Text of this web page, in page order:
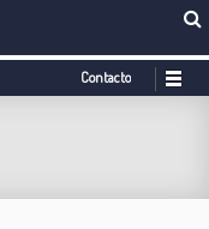
Contacto